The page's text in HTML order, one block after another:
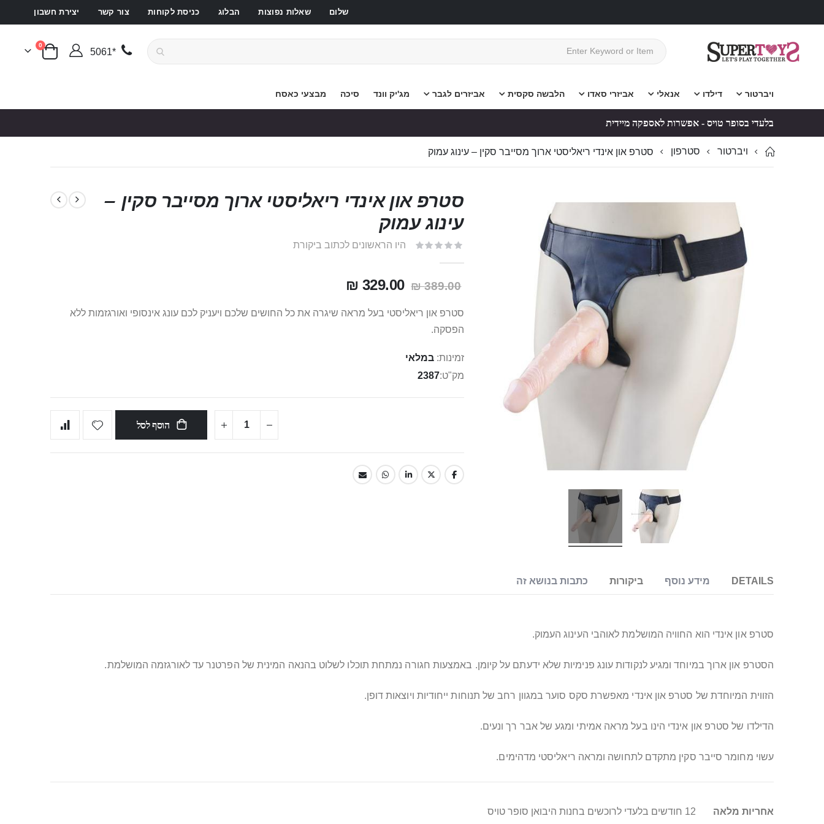
שלום שאלות נפוצות הבלוג כניסת לקוחות צור קשר יצירת חשבון
*5061
סל קניות
0פריטים
ויברטור דילדו אנאלי אביזרי סאדו הלבשה סקסית אביזרים לגבר מג'יק וונד סיכה מבצעי כאסח
בלעדי בסופר טויס - אפשרות לאספקה מיידית
ויברטור סטרפון סטרפ און אינדי ריאליסטי ארוך מסייבר סקין – עינוג עמוק
תמונות
תמונות
סטרפ און אינדי ריאליסטי ארוך מסייבר סקין –
עינוג עמוק
היו הראשונים לכתוב ביקורת
389.00 ₪
329.00 ₪
סטרפ און ריאליסטי בעל מראה שיגרה את כל החושים שלכם ויעניק לכם עונג אינסופי ואורגזמות ללא
הפסקה.
זמינות: במלאי
מק"ט 2387
הוסף לסל
DETAILS מידע נוסף ביקורות כתבות בנושא זה
סטרפ און אינדי הוא החוויה המושלמת לאוהבי העינוג העמוק.
הסטרפ און ארוך במיוחד ומגיע לנקודות עונג פנימיות שלא ידעתם על קיומן. באמצעות חגורה נמתחת תוכלו לשלוט בהנאה המינית של הפרטנר עד לאורגזמה המושלמת.
הזווית המיוחדת של סטרפ און אינדי מאפשרת סקס סוער במגוון רחב של תנוחות ייחודיות ויוצאות דופן.
הדילדו של סטרפ און אינדי הינו בעל מראה אמיתי ומגע של אבר רך ונעים.
עשוי מחומר סייבר סקין מתקדם לתחושה ומראה ריאליסטי מדהימים.
מידע
אחריות מלאה 12 חודשים בלעדי לרוכשים בחנות היבואן סופר טויס